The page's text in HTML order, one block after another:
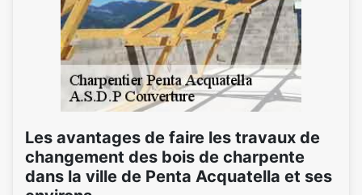
Les avantages de faire les travaux de
changement des bois de charpente
dans la ville de Penta Acquatella et ses